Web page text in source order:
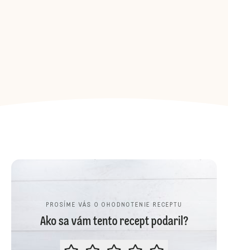
PROSÍME VÁS O OHODNOTENIE RECEPTU
Ako sa vám tento recept podaril?
PROSÍME VÁS O OHODNOTENIE